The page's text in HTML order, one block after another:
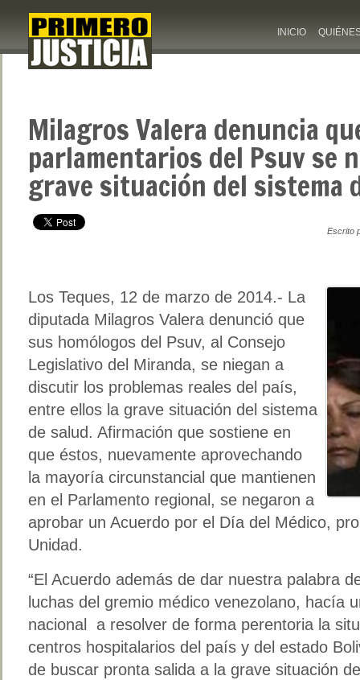
INICIO
Milagros Valera denuncia
parlamentarios del Psuv se
grave situación del sistema
Escrito
Los Teques, 12 de marzo de 2014.- La
diputada Milagros Valera denunció que
sus homólogos del Psuv, al Consejo
Legislativo del Miranda, se niegan a
discutir los problemas reales del país,
entre ellos la grave situación del sistema
de salud. Afirmación que sostiene en
que éstos, nuevamente aprovechando
la mayoría circunstancial que mantienen
en el Parlamento regional, se negaron a
aprobar un Acuerdo por el Día del Médico,
Unidad.
“El Acuerdo además de dar nuestra palabra
luchas del gremio médico venezolano, hacía
nacional a resolver de forma perentoria la
centros hospitalarios del país y del estado
de buscar pronta salida a la grave situación